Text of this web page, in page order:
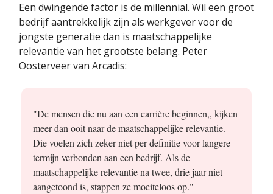
Een dwingende factor is de millennial. Wil een groot
bedrijf aantrekkelijk zijn als werkgever voor de
jongste generatie dan is maatschappelijke
relevantie van het grootste belang. Peter
Oosterveer van Arcadis:
"De mensen die nu aan een carrière beginnen,, kijken
meer dan ooit naar de maatschappelijke relevantie.
Die voelen zich zeker niet per definitie voor langere
termijn verbonden aan een bedrijf. Als de
maatschappelijke relevantie na twee, drie jaar niet
aangetoond is, stappen ze moeiteloos op."